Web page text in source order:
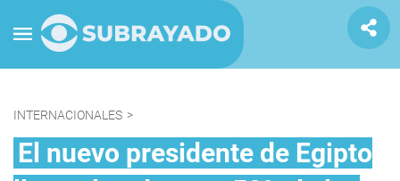
INTERNACIONALES >
El nuevo presidente de Egipto